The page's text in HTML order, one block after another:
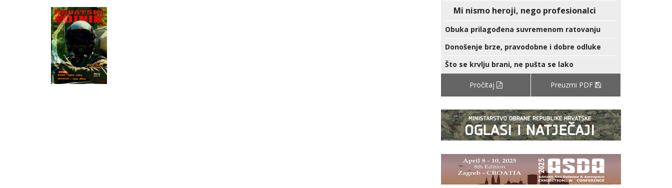
Mi nismo heroji, nego profesionalci
Obuka prilagođena suvremenom ratovanju
Donošenje brze, pravodobne i dobre odluke
Što se krvlju brani, ne pušta se lako
Pročitaj Preuzmi PDF